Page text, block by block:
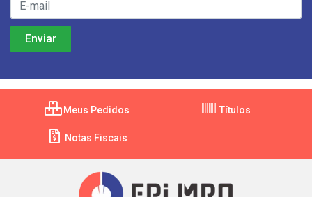
Meus Pedidos Títulos
Notas Fiscais